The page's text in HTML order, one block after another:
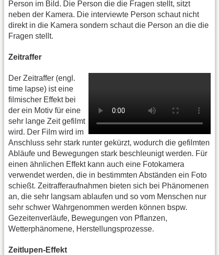
Person im Bild. Die Person die die Fragen stellt, sitzt
neben der Kamera. Die interviewte Person schaut nicht
direkt in die Kamera sondern schaut die Person an die die
Fragen stellt.
Zeitraffer
Der Zeitraffer (engl.
time lapse) ist eine
filmischer Effekt bei
der ein Motiv für eine
sehr lange Zeit gefilmt
wird. Der Film wird im
Anschluss sehr stark runter gekürzt, wodurch die gefilmten
Abläufe und Bewegungen stark beschleunigt werden. Für
einen ähnlichen Effekt kann auch eine Fotokamera
verwendet werden, die in bestimmten Abständen ein Foto
schießt. Zeitrafferaufnahmen bieten sich bei Phänomenen
an, die sehr langsam ablaufen und so vom Menschen nur
sehr schwer Wahrgenommen werden können bspw.
Gezeitenverläufe, Bewegungen von Pflanzen,
Wetterphänomene, Herstellungsprozesse.
Zeitlupen-Effekt